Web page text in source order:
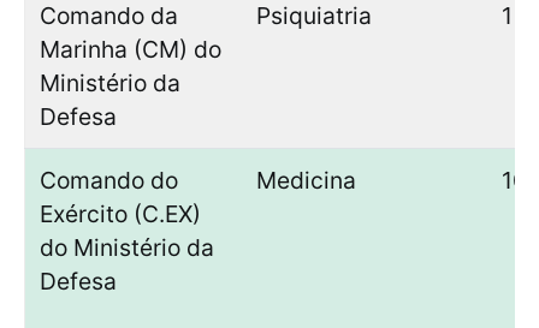
Comando da
Marinha (CM) do
Ministério da
Defesa
Psiquiatria 1
Comando do
Exército (C.EX)
do Ministério da
Defesa
Medicina 10